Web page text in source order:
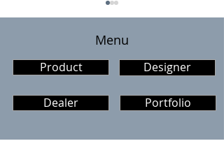
​Menu
Product
Dealer
Designer
Portfolio